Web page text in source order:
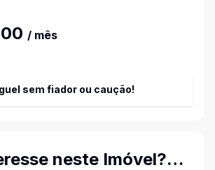
/ mês
sem fiador ou caução!
neste Imóvel?